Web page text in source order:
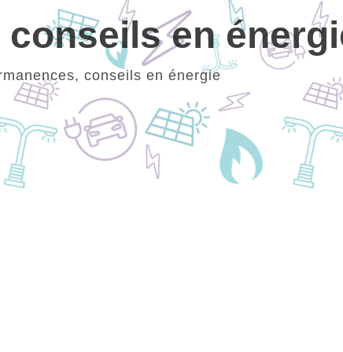
en
conseils en énergie